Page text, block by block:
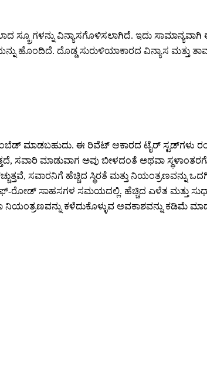
ಸ್ಕ್ರೂಗಳನ್ನು ವಿನ್ಯಾಸಗೊಳಿಸಲಾಗಿದೆ. ಇದು
ಹೊಂದಿದೆ. ದೊಡ್ಡ ಸುರುಳಿಯಾಕಾರದ ವಿನ್ಯಾಸ ಮತ್ತು
ಮಾಡಬಹುದು. ಈ ರಿವೆಟ್ ಆಕಾರದ ಟೈರ್ ಸ್ಟಡ್‌ಗಳು
ಸವಾರಿ ಮಾಡುವಾಗ ಅವು ಬೀಳದಂತೆ ಅಥವಾ
ಸವಾರನಿಗೆ ಹೆಚ್ಚಿದ ಸ್ಥಿರತೆ ಮತ್ತು ನಿಯಂತ್ರಣವನ್ನು
ರೋಡ್ ಸಾಹಸಗಳ ಸಮಯದಲ್ಲಿ. ಹೆಚ್ಚಿದ ಎಳೆತ ಮತ್ತು
ಕಳೆದುಕೊಳ್ಳುವ ಅವಕಾಶವನ್ನು ಕಡಿಮೆ